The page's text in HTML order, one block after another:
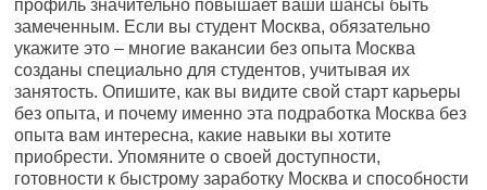
профиль значительно повышает ваши шансы быть
замеченным. Если вы студент Москва, обязательно
укажите это – многие вакансии без опыта Москва
созданы специально для студентов, учитывая их
занятость. Опишите, как вы видите свой старт карьеры
без опыта, и почему именно эта подработка Москва без
опыта вам интересна, какие навыки вы хотите
приобрести. Упомяните о своей доступности,
готовности к быстрому заработку Москва и способности